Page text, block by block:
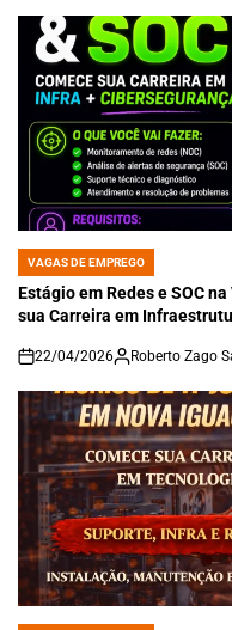
POSTED
IN
VAGAS DE EMPREGO
Estágio em Redes e SOC
sua Carreira em
on
22/04/2026 Roberto Zago